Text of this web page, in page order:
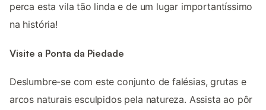
perca esta vila tão linda e de um lugar importantíssimo
na história!
Visite a Ponta da Piedade
Deslumbre-se com este conjunto de falésias, grutas e
arcos naturais esculpidos pela natureza. Assista ao pôr